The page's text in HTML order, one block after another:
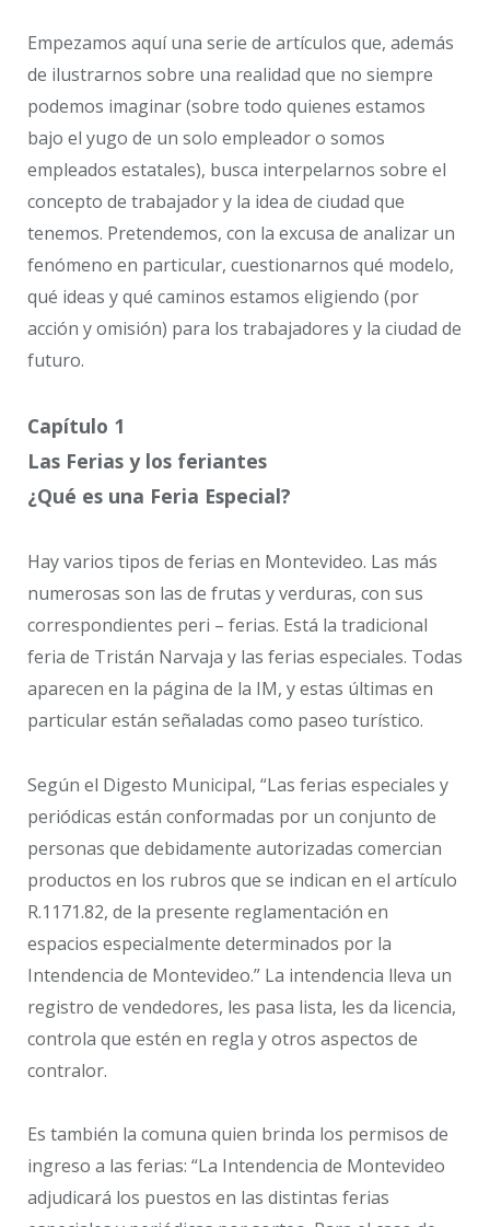
Empezamos aquí una serie de artículos que, además
de ilustrarnos sobre una realidad que no siempre
podemos imaginar (sobre todo quienes estamos
bajo el yugo de un solo empleador o somos
empleados estatales), busca interpelarnos sobre el
concepto de trabajador y la idea de ciudad que
tenemos. Pretendemos, con la excusa de analizar un
fenómeno en particular, cuestionarnos qué modelo,
qué ideas y qué caminos estamos eligiendo (por
acción y omisión) para los trabajadores y la ciudad de
futuro.
Capítulo 1
Las Ferias y los feriantes
¿Qué es una Feria Especial?
Hay varios tipos de ferias en Montevideo. Las más
numerosas son las de frutas y verduras, con sus
correspondientes peri – ferias. Está la tradicional
feria de Tristán Narvaja y las ferias especiales. Todas
aparecen en la página de la IM, y estas últimas en
particular están señaladas como paseo turístico.
Según el Digesto Municipal, “Las ferias especiales y
periódicas están conformadas por un conjunto de
personas que debidamente autorizadas comercian
productos en los rubros que se indican en el artículo
R.1171.82, de la presente reglamentación en
espacios especialmente determinados por la
Intendencia de Montevideo.” La intendencia lleva un
registro de vendedores, les pasa lista, les da licencia,
controla que estén en regla y otros aspectos de
contralor.
Es también la comuna quien brinda los permisos de
ingreso a las ferias: “La Intendencia de Montevideo
adjudicará los puestos en las distintas ferias